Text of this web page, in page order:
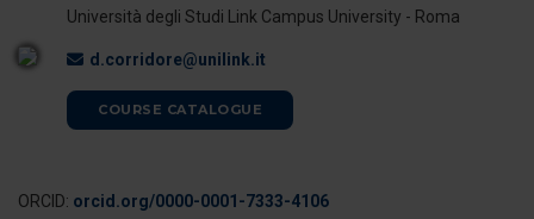
Università degli Studi Link Campus University - Roma
d.corridore@unilink.it
COURSE CATALOGUE
ORCID: orcid.org/0000-0001-7333-4106